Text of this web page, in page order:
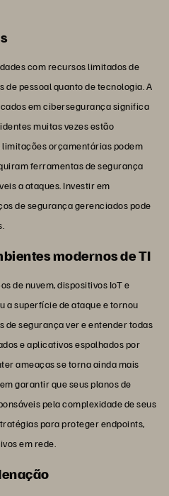
com recursos limitados de
pessoal quanto de tecnologia. A
em cibersegurança significa
muitas vezes estão
limitações orçamentárias podem
ferramentas de segurança
a ataques. Investir em
de segurança gerenciados pode
modernos de TI
de nuvem, dispositivos IoT e
a superfície de ataque e tornou
de segurança ver e entender todas
e aplicativos espalhados por
ameaças se torna ainda mais
garantir que seus planos de
pela complexidade de seus
para proteger endpoints,
em rede.